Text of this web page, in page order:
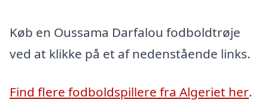
Køb en Oussama Darfalou fodboldtrøje
ved at klikke på et af nedenstående links.
Find flere fodboldspillere fra Algeriet her.